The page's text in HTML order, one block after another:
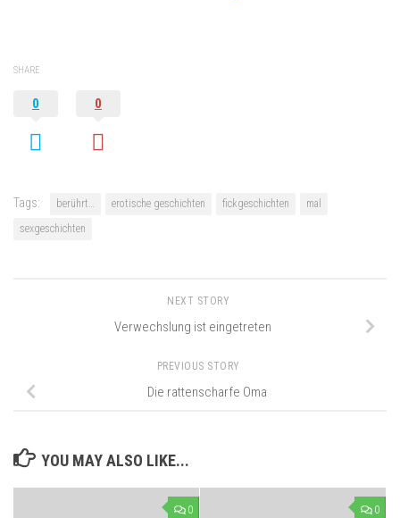
SHARE
0 0
Tags: berührt… erotische geschichten fickgeschichten
mal
sexgeschichten
NEXT STORY
Verwechslung ist eingetreten
PREVIOUS STORY
Die rattenscharfe Oma
YOU MAY ALSO LIKE...
0 0